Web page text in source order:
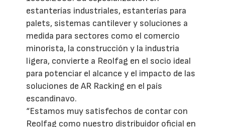
estanterías industriales, estanterías para
palets, sistemas cantilever y soluciones a
medida para sectores como el comercio
minorista, la construcción y la industria
ligera, convierte a Reolfag en el socio ideal
para potenciar el alcance y el impacto de las
soluciones de AR Racking en el país
escandinavo.
“Estamos muy satisfechos de contar con
Reolfag como nuestro distribuidor oficial en